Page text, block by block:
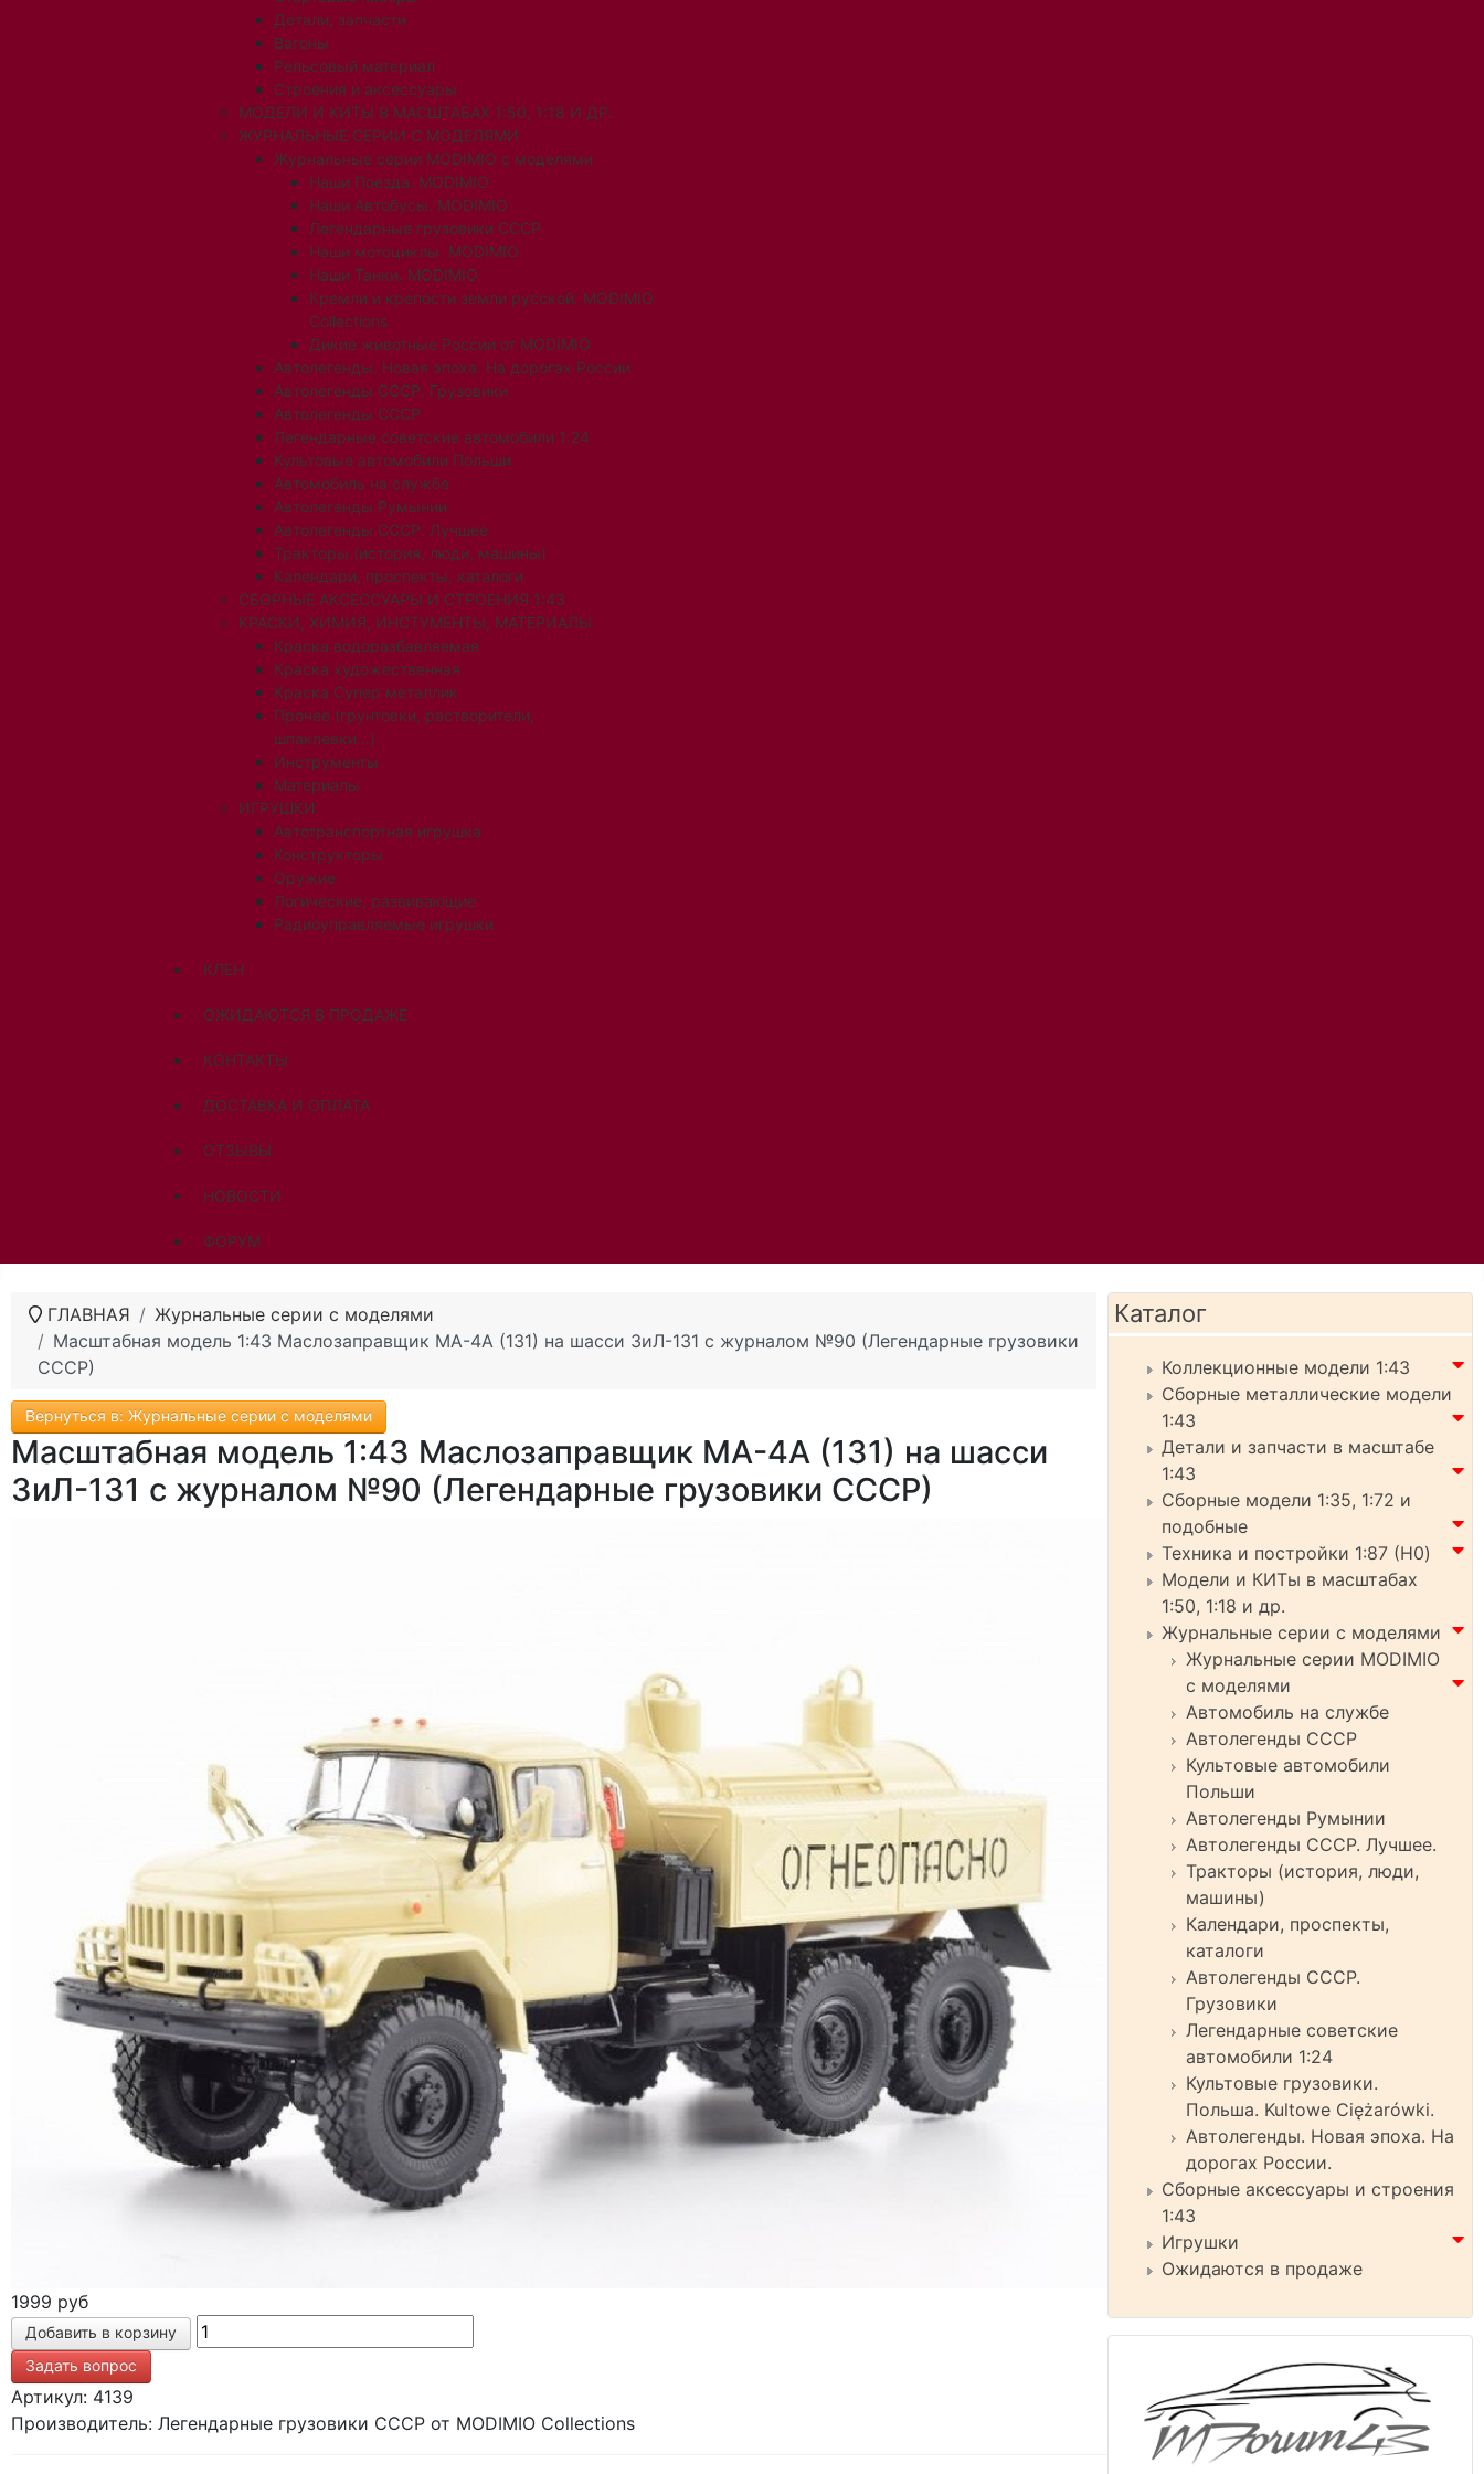
Детали, запчасти
Вагоны
Рельсовый материал
Строения и аксессуары
МОДЕЛИ И КИТЫ В МАСШТАБАХ 1:50, 1:18 И ДР.
ЖУРНАЛЬНЫЕ СЕРИИ С МОДЕЛЯМИ
Журнальные серии MODIMIO с моделями
Наши Поезда. MODIMIO
Наши Автобусы. MODIMIO
Легендарные грузовики СССР
Наши мотоциклы. MODIMIO
Наши Танки. MODIMIO
Кремли и крепости земли русской. MODIMIO
Collections
Дикие животные России от MODIMIO
Автолегенды. Новая эпоха. На дорогах России
Автолегенды СССР. Грузовики
Автолегенды СССР
Легендарные советские автомобили 1:24
Культовые автомобили Польши
Автомобиль на службе
Автолегенды Румынии
Автолегенды СССР. Лучшее
Тракторы (история, люди, машины)
Календари, проспекты, каталоги
СБОРНЫЕ АКСЕССУАРЫ И СТРОЕНИЯ 1:43
КРАСКИ, ХИМИЯ, ИНСТУМЕНТЫ, МАТЕРИАЛЫ
Краска водоразбавляемая
Краска художественная
Краска Супер металлик
Прочее (грунтовки, растворители,
шпаклевки...)
Инструменты
Материалы
ИГРУШКИ
Автотранспортная игрушка
Конструкторы
Оружие
Логические, развивающие
Радиоуправляемые игрушки
КЛЕН
ОЖИДАЮТСЯ В ПРОДАЖЕ
КОНТАКТЫ
ДОСТАВКА И ОПЛАТА
ОТЗЫВЫ
НОВОСТИ
ФОРУМ
ГЛАВНАЯ
Журнальные серии с моделями
Масштабная модель 1:43 Маслозаправщик МА-4А (131) на шасси ЗиЛ-131 с журналом №90 (Легендарные грузовики
СССР)
Вернуться в: Журнальные серии с моделями
Масштабная модель 1:43 Маслозаправщик МА-4А (131) на шасси
ЗиЛ-131 с журналом №90 (Легендарные грузовики СССР)
1999 руб
Задать вопрос
Артикул: 4139
Производитель: Легендарные грузовики СССР от MODIMIO Collections
Каталог
Коллекционные модели 1:43
Сборные металлические модели
1:43
Детали и запчасти в масштабе
1:43
Сборные модели 1:35, 1:72 и
подобные
Техника и постройки 1:87 (H0)
Модели и КИТы в масштабах
1:50, 1:18 и др.
Журнальные серии с моделями
Журнальные серии MODIMIO
с моделями
Автомобиль на службе
Автолегенды СССР
Культовые автомобили
Польши
Автолегенды Румынии
Автолегенды СССР. Лучшее.
Тракторы (история, люди,
машины)
Календари, проспекты,
каталоги
Автолегенды СССР.
Грузовики
Легендарные советские
автомобили 1:24
Культовые грузовики.
Польша. Kultowe Ciężarówki.
Автолегенды. Новая эпоха. На
дорогах России.
Сборные аксессуары и строения
1:43
Игрушки
Ожидаются в продаже